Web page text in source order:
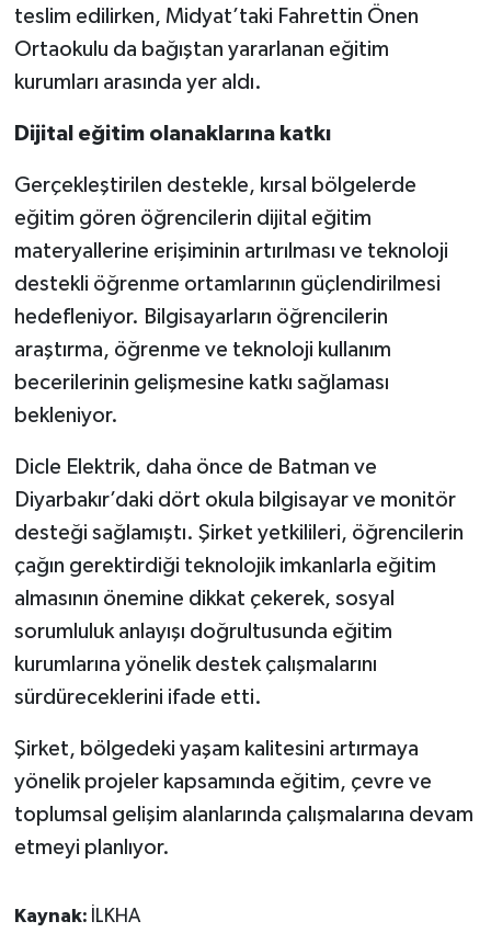
teslim edilirken, Midyat’taki Fahrettin Önen
Ortaokulu da bağıştan yararlanan eğitim
kurumları arasında yer aldı.
Dijital eğitim olanaklarına katkı
Gerçekleştirilen destekle, kırsal bölgelerde
eğitim gören öğrencilerin dijital eğitim
materyallerine erişiminin artırılması ve teknoloji
destekli öğrenme ortamlarının güçlendirilmesi
hedefleniyor. Bilgisayarların öğrencilerin
araştırma, öğrenme ve teknoloji kullanım
becerilerinin gelişmesine katkı sağlaması
bekleniyor.
Dicle Elektrik, daha önce de Batman ve
Diyarbakır’daki dört okula bilgisayar ve monitör
desteği sağlamıştı. Şirket yetkilileri, öğrencilerin
çağın gerektirdiği teknolojik imkanlarla eğitim
almasının önemine dikkat çekerek, sosyal
sorumluluk anlayışı doğrultusunda eğitim
kurumlarına yönelik destek çalışmalarını
sürdüreceklerini ifade etti.
Şirket, bölgedeki yaşam kalitesini artırmaya
yönelik projeler kapsamında eğitim, çevre ve
toplumsal gelişim alanlarında çalışmalarına devam
etmeyi planlıyor.
Kaynak: İLKHA